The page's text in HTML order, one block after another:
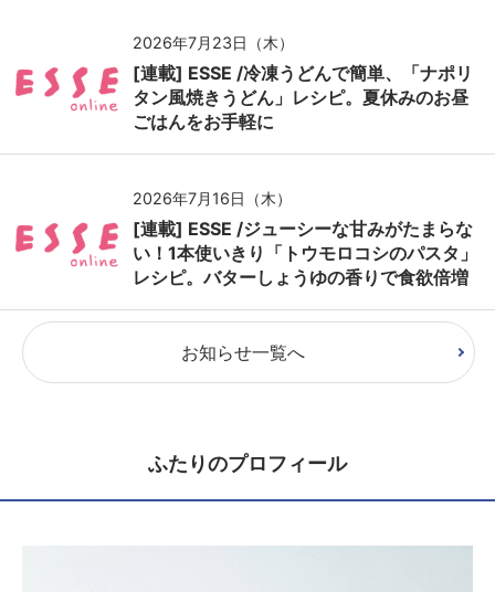
2026年7月23日（木）
[連載] ESSE /冷凍うどんで簡単、「ナポリ
タン風焼きうどん」レシピ。夏休みのお昼
ごはんをお手軽に
2026年7月16日（木）
[連載] ESSE /ジューシーな甘みがたまらな
い！1本使いきり「トウモロコシのパスタ」
レシピ。バターしょうゆの香りで食欲倍増
お知らせ一覧へ
ふたりのプロフィール